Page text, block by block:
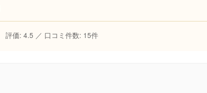
評価: 4.5 ／ 口コミ件数: 15件